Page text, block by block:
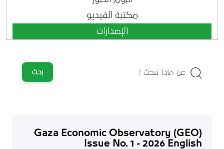
مكتبة الفيديو
الإصدارات
بحث
Gaza Economic Observatory (GEO)
Issue No. 1 - 2026 English